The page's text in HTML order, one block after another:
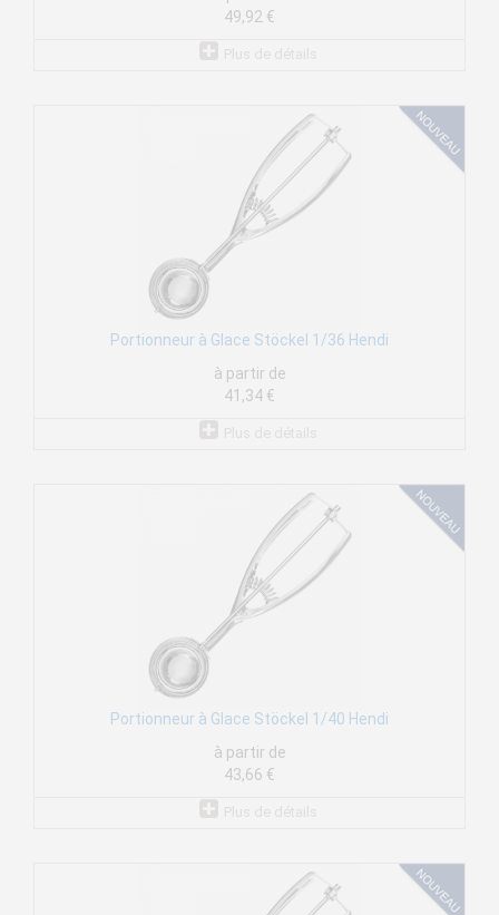
49,92 €
Portionneur à Glace Stöckel 1/36 Hendi
à partir de
41,34 €
Portionneur à Glace Stöckel 1/40 Hendi
à partir de
43,66 €